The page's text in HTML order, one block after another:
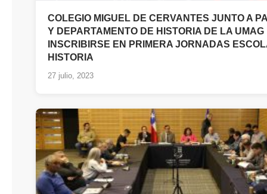
COLEGIO MIGUEL DE CERVANTES JUNTO A
Y DEPARTAMENTO DE HISTORIA DE LA UMAG
INSCRIBIRSE EN PRIMERA JORNADAS
HISTORIA
27 julio, 2023